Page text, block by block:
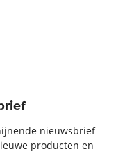
nieuwsbrief
producten en